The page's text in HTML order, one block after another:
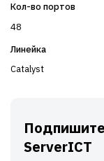
Кол-во портов
48
Линейка
Catalyst
ServerICT